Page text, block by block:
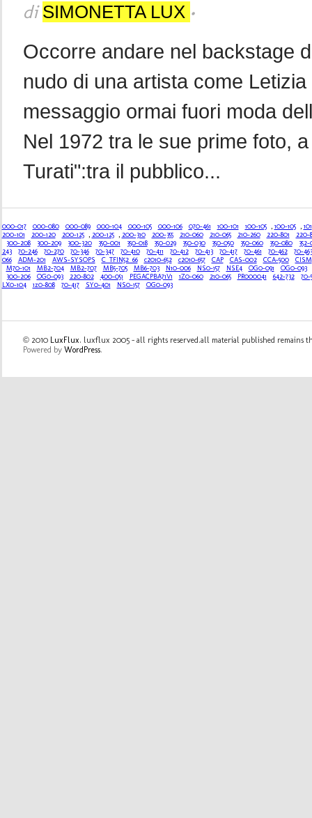
diSIMONETTA LUX •
Occorre andare nel backstage
nudo di una artista come
messaggio ormai fuori moda
Nel 1972 tra le sue prime foto,
Turati":tra il pubblico...
000-017 000-080 000-089 000-104 000-105 000-106 070-461 100-101 100-105, 100-105, 101
200-101
200-120 200-125, 200-125, 200-310 200-355 210-060 210-065 210-260 220-801
220-
300-208
300-209 300-320 350-001 350-018 350-029 350-030 350-050 350-060 350-080
352-
243
70-246 70-270 70-346 70-347 70-410 70-411 70-412 70-413 70-417 70-461 70-462
70-463
066
ADM-201 AWS-SYSOPS C_TFIN52_66 c2010-652 c2010-657 CAP CAS-002 CCA-500
CISM
M70-101
MB2-704 MB2-707 MB5-705 MB6-703 N10-006 NS0-157 NSE4 OG0-091
OG0-093
300-206
OG0-093 220-802 400-051 PEGACPBA71V1 1Z0-060 210-065 PR000041 642-732
70-
LX0-104
1z0-808 70-417 SY0-401 NS0-157 OG0-093
© 2010 LuxFlux. luxflux 2005 - all rights reserved.all material published remains
Powered by WordPress.